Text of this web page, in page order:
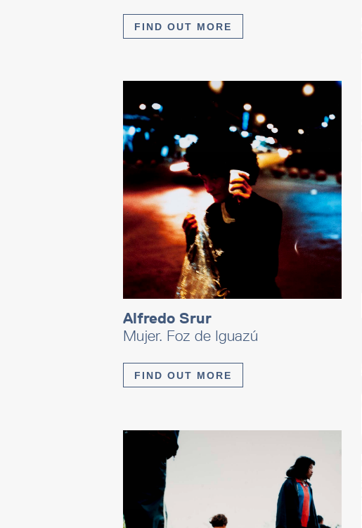
FIND OUT MORE
Alfredo Srur
Mujer. Foz de Iguazú
FIND OUT MORE